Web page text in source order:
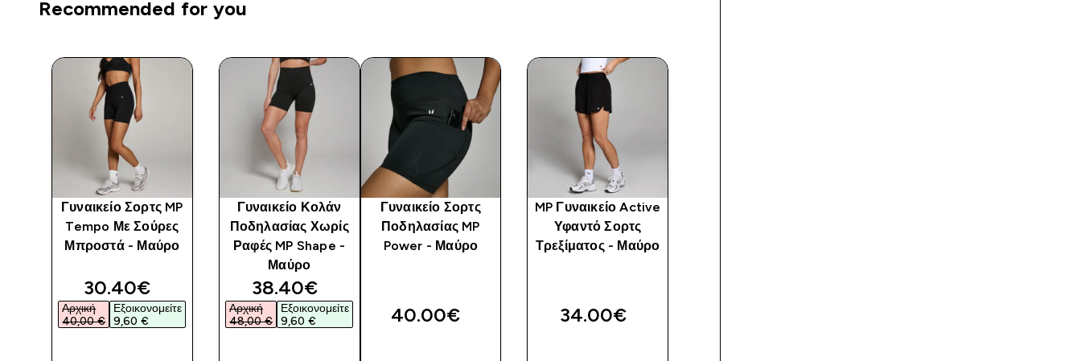
Recommended for you
Γυναικείο Σορτς MP
Tempo Με Σούρες
Μπροστά - Μαύρο
discounted price
30.40€‎
Αρχική
40,00 €‎
Εξοικονομείτε
9,60 €‎
Γυναικείο Κολάν
Ποδηλασίας Χωρίς
Ραφές MP Shape -
Μαύρο
discounted price
38.40€‎
Αρχική
48,00 €‎
Εξοικονομείτε
9,60 €‎
Γυναικείο Σορτς
Ποδηλασίας MP
Power - Μαύρο
40.00€‎
MP Γυναικείο Active
Υφαντό Σορτς
Τρεξίματος - Μαύρο
34.00€‎